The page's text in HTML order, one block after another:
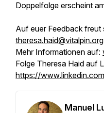
Doppelfolge erscheint
Auf euer Feedback freut
theresa.haid@vitalpin.org
Mehr Informationen auf:
Folge Theresa Haid auf
https://
Manuel